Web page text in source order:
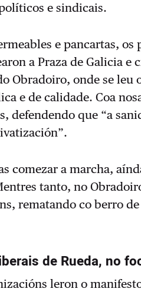
e sindicais.
e pancartas,
a Praza de Galicia
Obradoiro, onde se leu
e de calidade. Coa
defendendo que “a
comezar a marcha,
tanto, no
rematando co berro
de Rueda, no
leron o